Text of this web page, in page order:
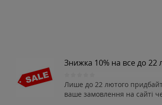
Знижка 10% на все до 22
Лише до 22 лютого
ваше замовлення на сайті